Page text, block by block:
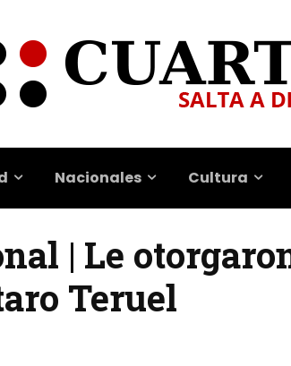
Nacionales Cultura
| Le
Teruel